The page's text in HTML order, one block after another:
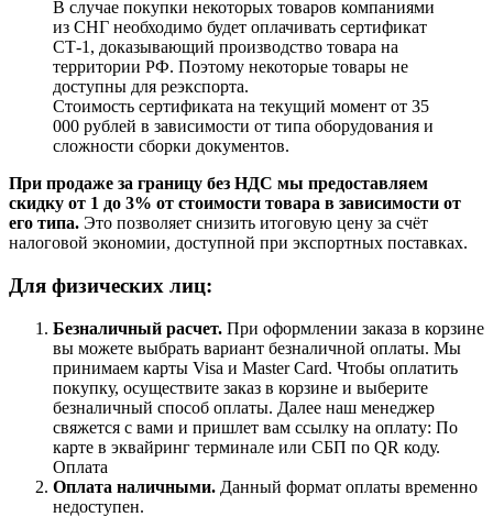
В случае покупки некоторых товаров компаниями
из СНГ необходимо будет оплачивать сертификат
СТ-1, доказывающий производство товара на
территории РФ. Поэтому некоторые товары не
доступны для реэкспорта.
Стоимость сертификата на текущий момент от 35
000 рублей в зависимости от типа оборудования и
сложности сборки документов.
При продаже за границу без НДС мы предоставляем
скидку от 1 до 3% от стоимости товара в зависимости от
его типа. Это позволяет снизить итоговую цену за счёт
налоговой экономии, доступной при экспортных поставках.
Для физических лиц:
Безналичный расчет. При оформлении заказа в корзине
вы можете выбрать вариант безналичной оплаты. Мы
принимаем карты Visa и Master Card. Чтобы оплатить
покупку, осуществите заказ в корзине и выберите
безналичный способ оплаты. Далее наш менеджер
свяжется с вами и пришлет вам ссылку на оплату: По
карте в эквайринг терминале или СБП по QR коду.
Оплата
Оплата наличными. Данный формат оплаты временно
недоступен.